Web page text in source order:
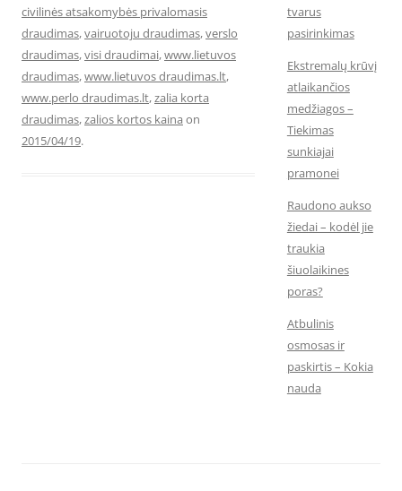
civilinės atsakomybės privalomasis
draudimas,vairuotoju draudimas,verslo
draudimas,visi draudimai,www.lietuvos
draudimas,www.lietuvos draudimas.lt,
www.perlo draudimas.lt,zalia korta
draudimas,zalios kortos kaina on
2015/04/19.
tvarus
pasirinkimas
Ekstremalų krūvį
atlaikančios
medžiagos –
Tiekimas
sunkiajai
pramonei
Raudono aukso
žiedai – kodėl jie
traukia
šiuolaikines
poras?
Atbulinis
osmosas ir
paskirtis – Kokia
nauda